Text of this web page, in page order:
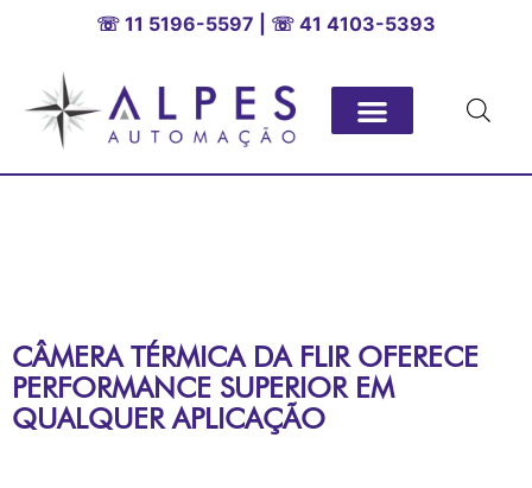
☏ 11 5196-5597 | ☏ 41 4103-5393
CÂMERA TÉRMICA DA FLIR OFERECE
PERFORMANCE SUPERIOR EM
QUALQUER APLICAÇÃO